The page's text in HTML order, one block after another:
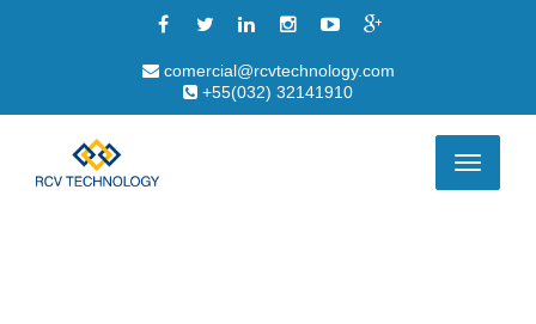
comercial@rcvtechnology.com
+55(032) 32141910
Alternar
de